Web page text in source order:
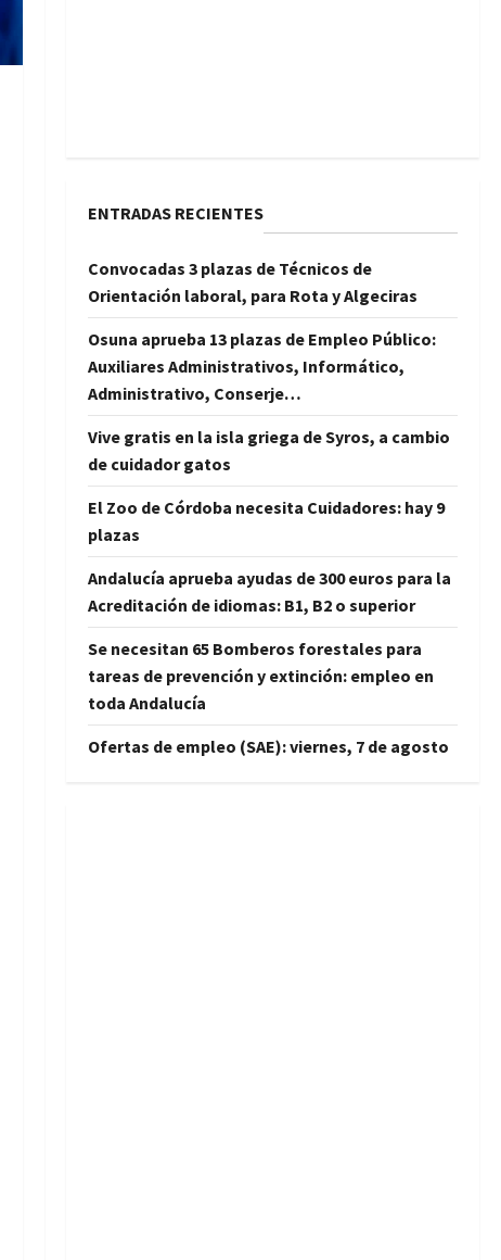
ENTRADAS RECIENTES
Convocadas 3 plazas de Técnicos de
Orientación laboral, para Rota y Algeciras
Osuna aprueba 13 plazas de Empleo Público:
Auxiliares Administrativos, Informático,
Administrativo, Conserje…
Vive gratis en la isla griega de Syros, a cambio
de cuidador gatos
El Zoo de Córdoba necesita Cuidadores: hay 9
plazas
Andalucía aprueba ayudas de 300 euros para la
Acreditación de idiomas: B1, B2 o superior
Se necesitan 65 Bomberos forestales para
tareas de prevención y extinción: empleo en
toda Andalucía
Ofertas de empleo (SAE): viernes, 7 de agosto